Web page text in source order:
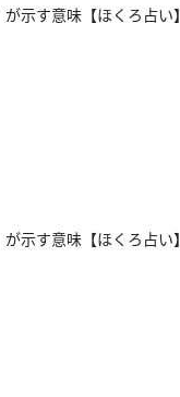
が示す意味【ほくろ占い】
が示す意味【ほくろ占い】